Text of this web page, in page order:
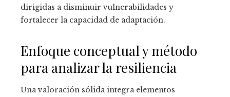
dirigidas a disminuir vulnerabilidades y
fortalecer la capacidad de adaptación.
Enfoque conceptual y método
para analizar la resiliencia
Una valoración sólida integra elementos